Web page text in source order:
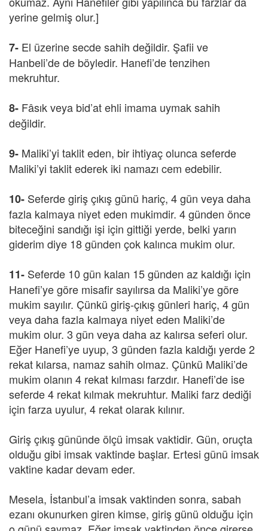
yerine gelmiş olur.]
7- El üzerine secde sahih değildir. Şafii ve
Hanbeli’de de böyledir. Hanefi’de tenzihen
mekruhtur.
8- Fâsık veya bid’at ehli imama uymak sahih
değildir.
9- Maliki’yi taklit eden, bir ihtiyaç olunca seferde
Maliki’yi taklit ederek iki namazı cem edebilir.
10- Seferde giriş çıkış günü hariç, 4 gün veya daha
fazla kalmaya niyet eden mukimdir. 4 günden önce
biteceğini sandığı işi için gittiği yerde, belki yarın
giderim diye 18 günden çok kalınca mukim olur.
11- Seferde 10 gün kalan 15 günden az kaldığı için
Hanefi’ye göre misafir sayılırsa da Maliki’ye göre
mukim sayılır. Çünkü giriş-çıkış günleri hariç, 4 gün
veya daha fazla kalmaya niyet eden Maliki’de
mukim olur. 3 gün veya daha az kalırsa seferi olur.
Eğer Hanefi’ye uyup, 3 günden fazla kaldığı yerde 2
rekat kılarsa, namaz sahih olmaz. Çünkü Maliki’de
mukim olanın 4 rekat kılması farzdır. Hanefi’de ise
seferde 4 rekat kılmak mekruhtur. Maliki farz dediği
için farza uyulur, 4 rekat olarak kılınır.
Giriş çıkış gününde ölçü imsak vaktidir. Gün, oruçta
olduğu gibi imsak vaktinde başlar. Ertesi günü imsak
vaktine kadar devam eder.
Mesela, İstanbul’a imsak vaktinden sonra, sabah
ezanı okunurken giren kimse, giriş günü olduğu için